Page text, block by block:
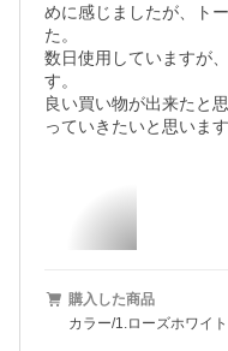
めに感じましたが、ト
た。
数日使用していますが
す。
良い買い物が出来たと
っていきたいと思います
購入した商品
カラー/1.ローズホワイト